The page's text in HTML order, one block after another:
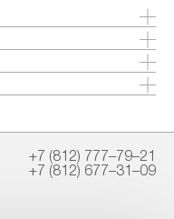
+7 (812) 777–79–21
+7 (812) 677–31–09